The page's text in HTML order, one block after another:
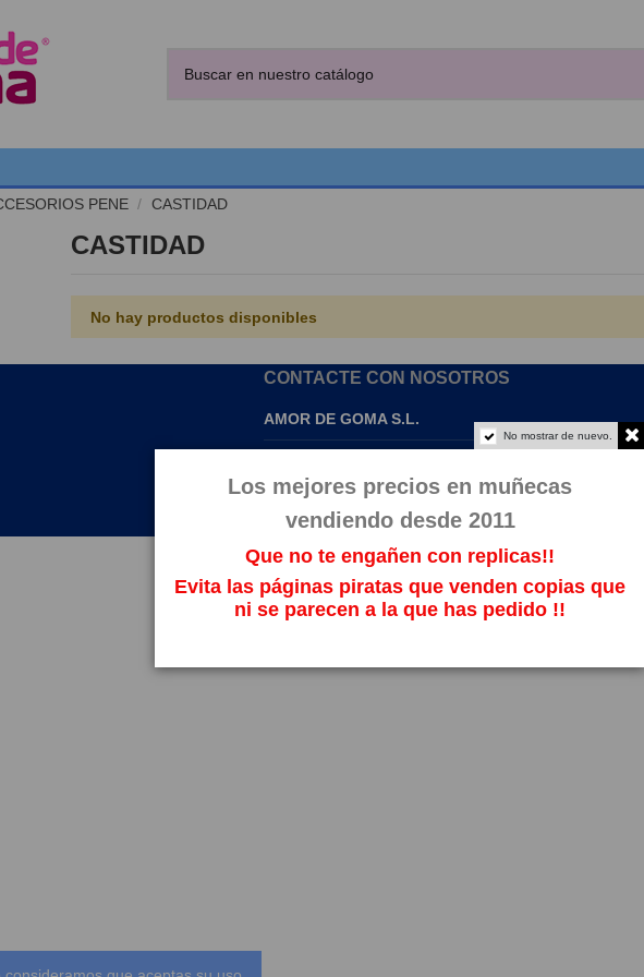
PENE CASTIDAD
CASTIDAD
No hay productos disponibles
CONTACTE CON NOSOTROS
AMOR DE GOMA S.L.
No mostrar de nuevo.
Los mejores precios en muñecas
vendiendo desde 2011
Que no te engañen con replicas!!
Evita las páginas piratas que venden copias que
ni se parecen a la que has pedido !!